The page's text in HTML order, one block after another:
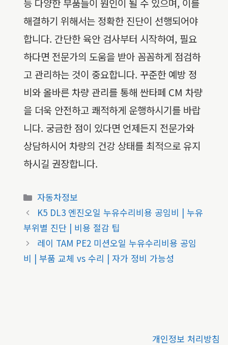
등 다양한 부품들이 원인이 될 수 있으며, 이를
해결하기 위해서는 정확한 진단이 선행되어야
합니다. 간단한 육안 검사부터 시작하여, 필요
하다면 전문가의 도움을 받아 꼼꼼하게 점검하
고 관리하는 것이 중요합니다. 꾸준한 예방 정
비와 올바른 차량 관리를 통해 싼타페 CM 차량
을 더욱 안전하고 쾌적하게 운행하시기를 바랍
니다. 궁금한 점이 있다면 언제든지 전문가와
상담하시어 차량의 건강 상태를 최적으로 유지
하시길 권장합니다.
카
테
고
리
자동차정보
K5 DL3 엔진오일 누유수리비용 공임비 | 누유
부위별 진단 | 비용 절감 팁
레이 TAM PE2 미션오일 누유수리비용 공임
비 | 부품 교체 vs 수리 | 자가 정비 가능성
개인정보 처리방침